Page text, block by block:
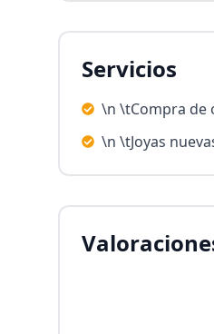
Servicios
\n \tCompra de
\n \tJoyas